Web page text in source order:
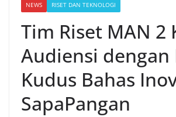
NEWS RISET DAN TEKNOLOGI
Tim Riset MAN 2
Audiensi dengan
Kudus Bahas
SapaPangan